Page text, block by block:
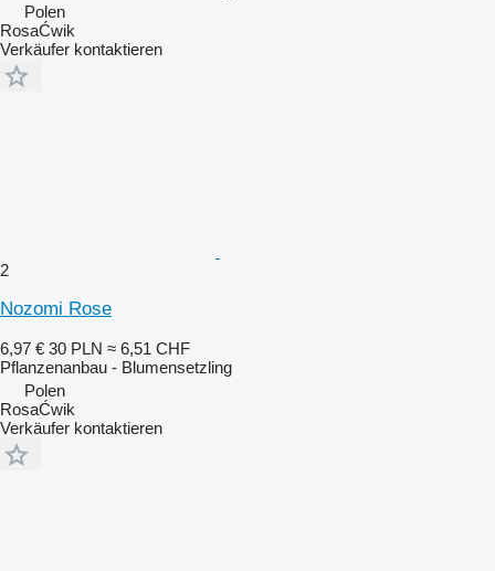
Polen
RosaĆwik
Verkäufer kontaktieren
2
Nozomi Rose
6,97 € 30 PLN ≈ 6,51 CHF
Pflanzenanbau - Blumensetzling
Polen
RosaĆwik
Verkäufer kontaktieren